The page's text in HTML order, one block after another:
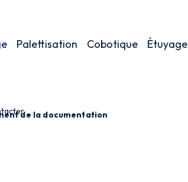
Palettisation Cobotique Étuyage
de la documentation